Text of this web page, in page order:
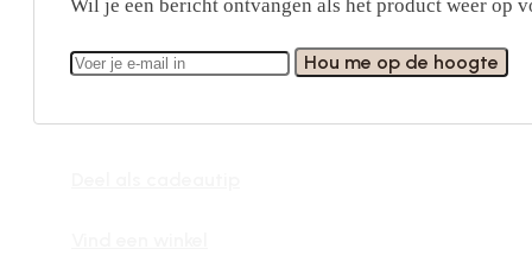
Wil je een bericht ontvangen als het product weer op
Hou me op de hoogte